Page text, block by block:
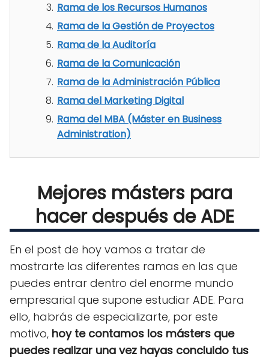
Rama de los Recursos Humanos
Rama de la Gestión de Proyectos
Rama de la Auditoría
Rama de la Comunicación
Rama de la Administración Pública
Rama del Marketing Digital
Rama del MBA (Máster en Business
Administration)
Mejores másters para
hacer después de ADE
En el post de hoy vamos a tratar de
mostrarte las diferentes ramas en las que
puedes entrar dentro del enorme mundo
empresarial que supone estudiar ADE. Para
ello, habrás de especializarte, por este
motivo, hoy te contamos los másters que
puedes realizar una vez hayas concluido tus